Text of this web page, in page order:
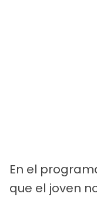
En el
que el joven